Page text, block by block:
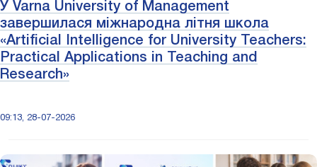
У Varna University of Management
завершилася міжнародна літня школа
«Artificial Intelligence for University Teachers:
Practical Applications in Teaching and
Research»
09:13, 28-07-2026